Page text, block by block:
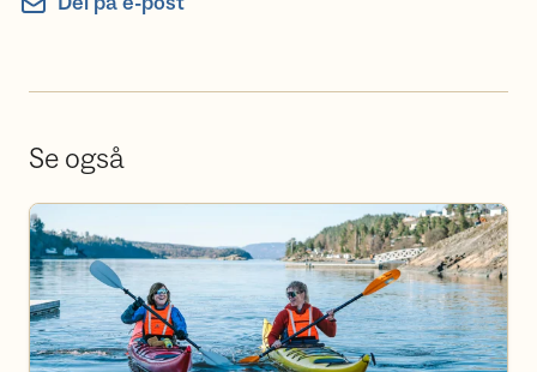
Se også
Se aktivitetskalender